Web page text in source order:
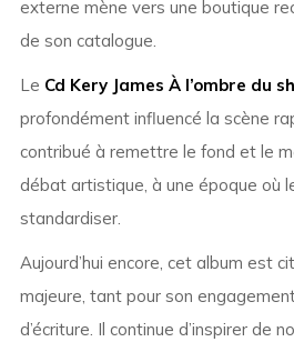
externe mène vers une boutique
de son catalogue.
Le Cd Kery James À l’ombre du
profondément influencé la scène
contribué à remettre le fond et le
débat artistique, à une époque où
standardiser.
Aujourd’hui encore, cet album est
majeure, tant pour son
d’écriture. Il continue d’inspirer de